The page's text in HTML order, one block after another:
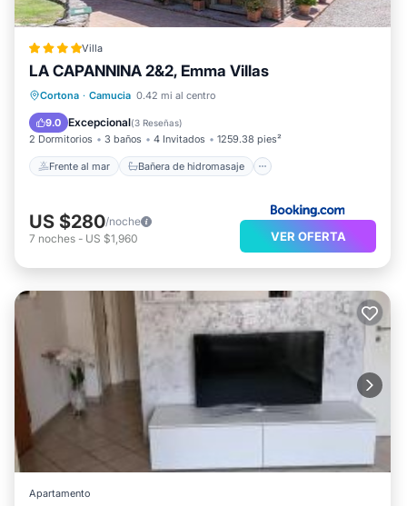
Villa
LA CAPANNINA 2&2, Emma Villas
Cortona · Camucia 0.42 mi al centro
9.0 Excepcional(3 Reseñas)
2 Dormitorios 3 baños 4 Invitados 1259.38 pies²
Frente al mar Bañera de hidromasaje
Frente al mar
Bañera de hidromasaje
Aparcamiento
US $280/noche
7 noches - US $1,960 VER OFERTA
Apartamento